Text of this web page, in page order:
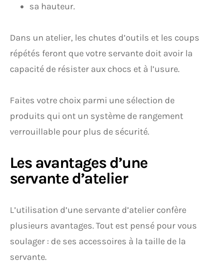
sa hauteur.
Dans un atelier, les chutes d’outils et les coups
répétés feront que votre servante doit avoir la
capacité de résister aux chocs et à l’usure.
Faites votre choix parmi une sélection de
produits qui ont un système de rangement
verrouillable pour plus de sécurité.
Les avantages d’une
servante d’atelier
L’utilisation d’une servante d’atelier confère
plusieurs avantages. Tout est pensé pour vous
soulager : de ses accessoires à la taille de la
servante.